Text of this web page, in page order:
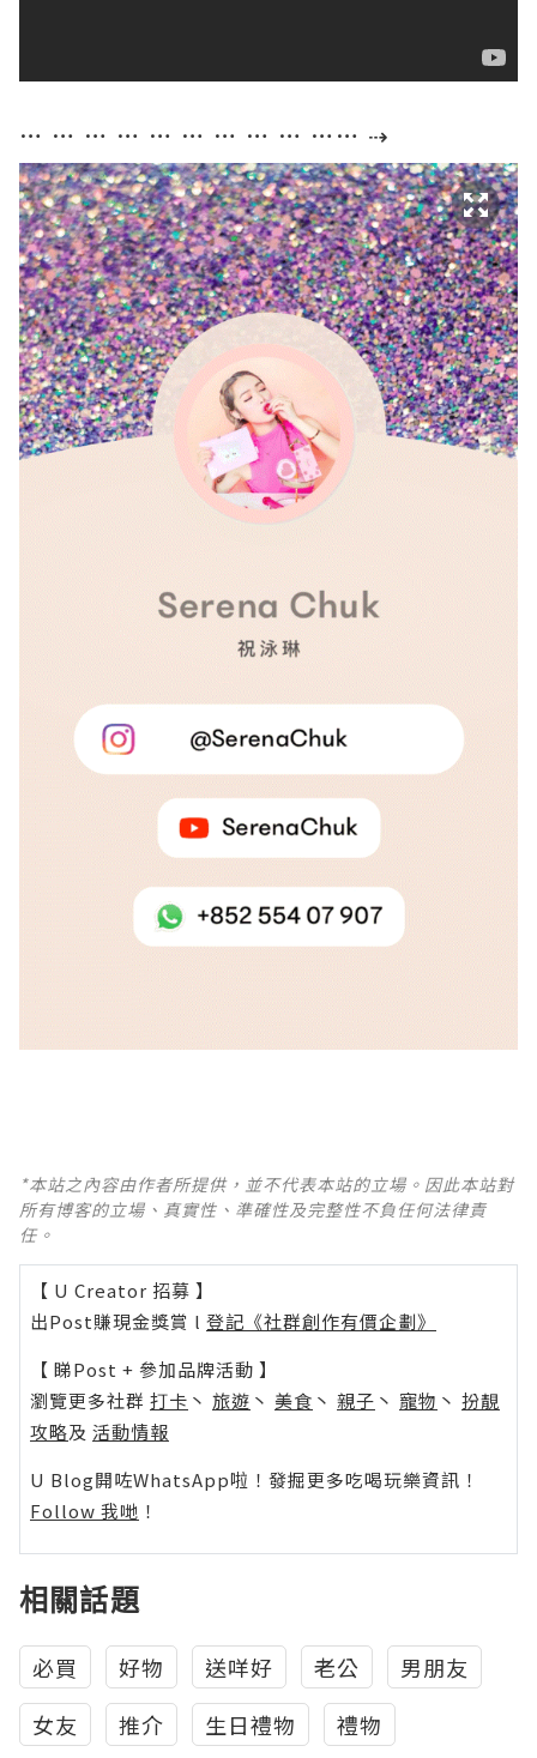
… … … … … … … … … …… ⇢
*本站之內容由作者所提供，並不代表本站的立場。因此本站對
所有博客的立場、真實性、準確性及完整性不負任何法律責
任。
【 U Creator 招募 】
出Post賺現金獎賞 l 登記《社群創作有價企劃》
【 睇Post + 參加品牌活動 】
瀏覽更多社群 打卡 丶 旅遊 丶 美食 丶 親子 丶 寵物 丶 扮靚
攻略及 活動情報
U Blog開咗WhatsApp啦！發掘更多吃喝玩樂資訊！
Follow 我哋 ！
相關話題
必買 好物 送咩好 老公
男朋友
女友
推介 生日禮物
禮物